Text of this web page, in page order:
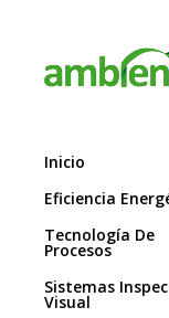
Inicio
Eficiencia
Tecnología De
Procesos
Sistemas
Visual